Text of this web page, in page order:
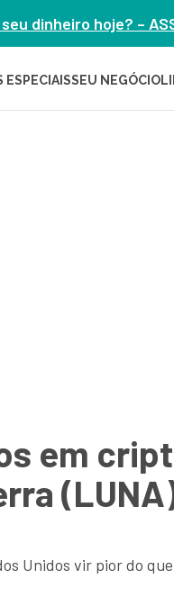
dinheiro hoje? –
ESPECIAISSEU NEGÓCIO
em
Unidos vir pior do